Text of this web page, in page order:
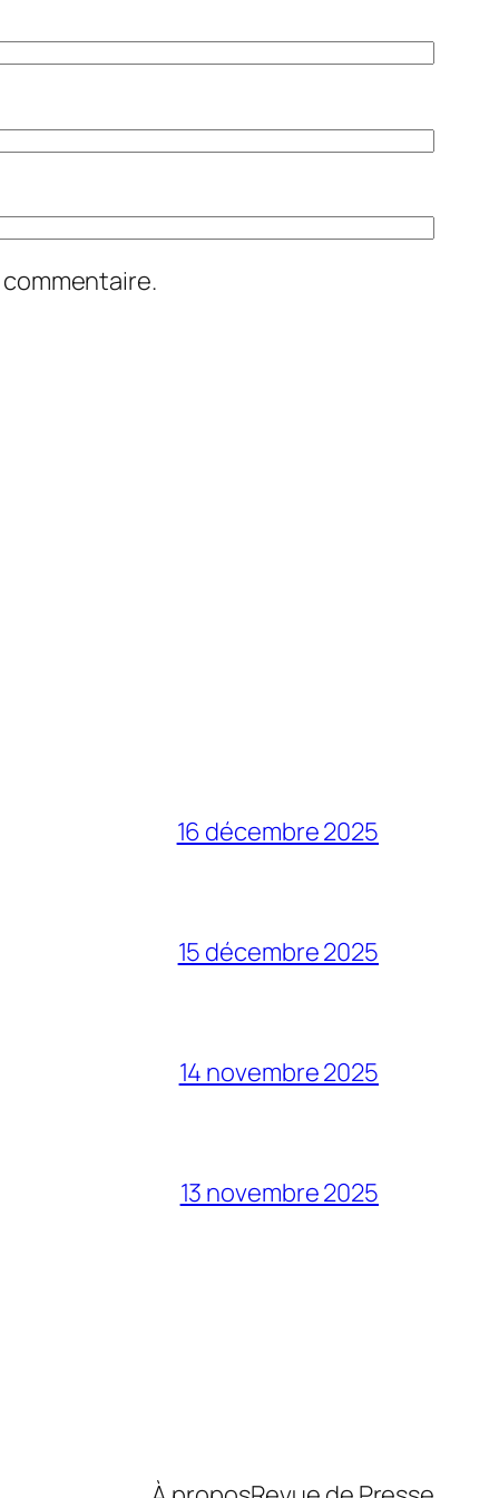
16 décembre 2025
15 décembre 2025
14 novembre 2025
13 novembre 2025